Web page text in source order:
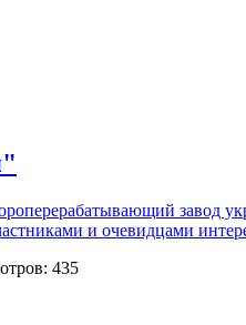
завод
и очевидцами
435